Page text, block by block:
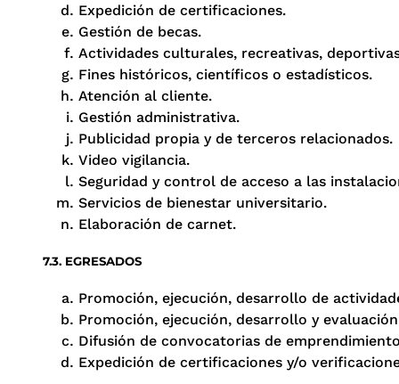
Expedición de certificaciones.
Gestión de becas.
Actividades culturales, recreativas,
Fines históricos, científicos o estadísticos.
Atención al cliente.
Gestión administrativa.
Publicidad propia y de terceros relacionados.
Video vigilancia.
Seguridad y control de acceso a las
Servicios de bienestar universitario.
Elaboración de carnet.
7.3. EGRESADOS
Promoción, ejecución, desarrollo de
Promoción, ejecución, desarrollo y
Difusión de convocatorias de
Expedición de certificaciones y/o